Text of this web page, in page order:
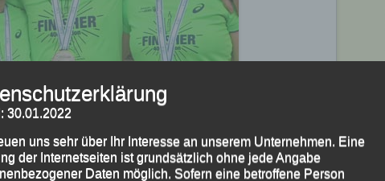
30.01.2022
uns sehr über Ihr Interesse an unserem Unternehmen. Eine
der Internetseiten ist grundsätzlich ohne jede Angabe
Daten möglich. Sofern eine betroffene Person